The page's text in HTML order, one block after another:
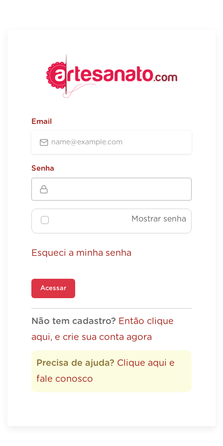
Email
Senha
Mostrar senha
Esqueci a minha senha
Acessar
Não tem cadastro? Então clique
aqui, e crie sua conta agora
Precisa de ajuda? Clique aqui e
fale conosco